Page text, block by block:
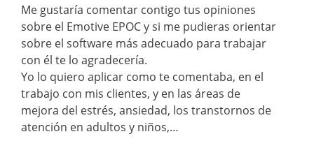
Me gustaría comentar contigo tus opiniones
sobre el Emotive EPOC y si me pudieras orientar
sobre el software más adecuado para trabajar
con él te lo agradecería.
Yo lo quiero aplicar como te comentaba, en el
trabajo con mis clientes, y en las áreas de
mejora del estrés, ansiedad, los transtornos de
atención en adultos y niños,…